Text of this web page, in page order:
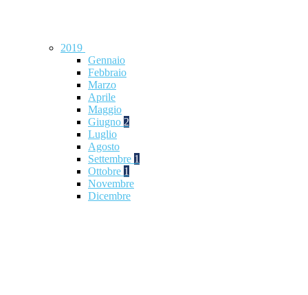
2019
Gennaio
Febbraio
Marzo
Aprile
Maggio
Giugno 2
Luglio
Agosto
Settembre 1
Ottobre 1
Novembre
Dicembre